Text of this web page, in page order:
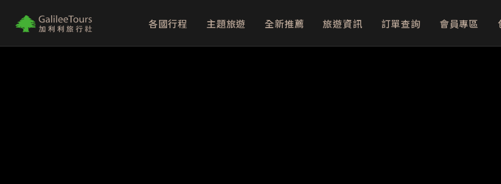
logo 各國行程 主題旅遊 全新推薦 旅遊資訊 訂單查詢 會員專區